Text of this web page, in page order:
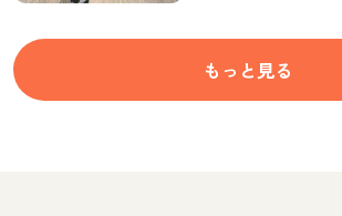
もっと見る